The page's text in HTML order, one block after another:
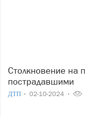
Столкновение на перекрёстке: ДТП в Няндоме с
пострадавшими
ДТП 02-10-2024